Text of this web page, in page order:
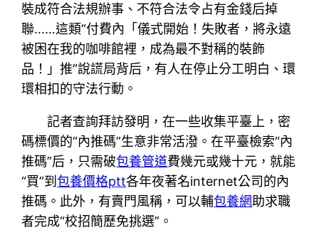
裝成符合法規辦事、不符合法令占有金錢后掉
聯……這類“付費內「儀式開始！失敗者，將永遠
被困在我的咖啡館裡，成為最不對稱的裝飾
品！」推”說謊局背后，有人在停止分工明白、環
環相扣的守法行動。
記者查詢拜訪發明，在一些收集平臺上，密
碼標價的“內推碼”生意非常活潑。在平臺檢索“內
推碼”后，只需破包養管道費幾元或幾十元，就能
“買”到包養價格ptt各年夜著名internet公司的內
推碼。此外，有賣門風稱，可以輔包養網助求職
者完成“校招簡歷免挑選”。